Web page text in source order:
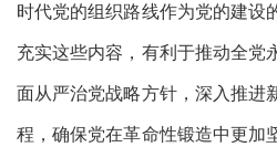
时代党的组织路线作为党的建设
充实这些内容，有利于推动全党
面从严治党战略方针，深入推进
程，确保党在革命性锻造中更加